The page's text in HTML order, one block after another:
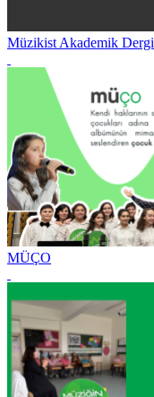
Müzikist Akademik
MÜÇO